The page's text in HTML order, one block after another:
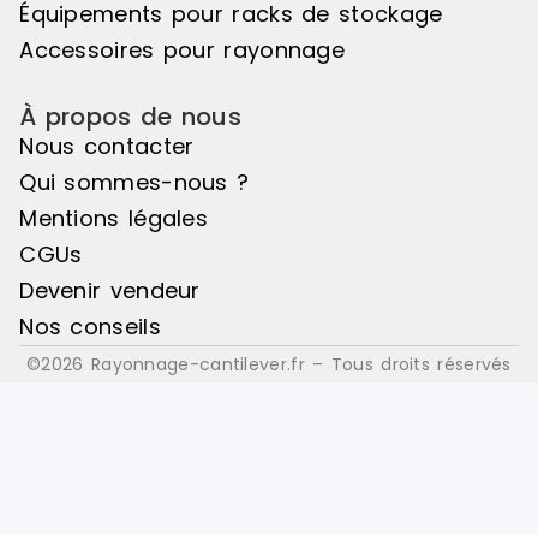
professionnels.En conclusion, le
chariot container tous usages
Rubbermaid est un allié
et professionnels de la
gastronomie, offrant une solution
l'organisation de votre
cuisine.Caractéristiques
techniquesMarque :
15,9 cmLargeur du produit : 43,8
cmMatériel : Polyéthylène (PE)
Marque : Rubbermaid Délai de
livraison : 3-10 jours ouvrés
Équipements pour racks de stockage
Accessoires pour rayonnage
À propos de nous
Nous contacter
Qui sommes-nous ?
Mentions légales
CGUs
Devenir vendeur
Nos conseils
©2026 Rayonnage-cantilever.fr – Tous droits réservés